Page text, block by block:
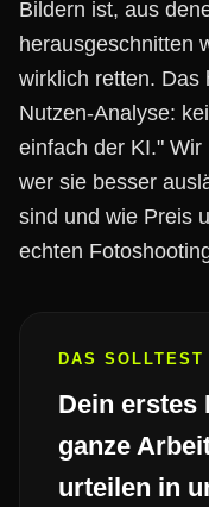
Bildern ist, aus
herausgeschnitten
wirklich retten. Das
Nutzen-Analyse:
einfach der KI."
wer sie besser
sind und wie Preis
echten
DAS SOLLTEST
Dein erstes
ganze
urteilen in